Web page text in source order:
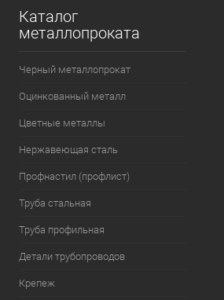
Каталог
металлопроката
Черный металлопрокат
Оцинкованный металл
Цветные металлы
Нержавеющая сталь
Профнастил (профлист)
Труба стальная
Труба профильная
Детали трубопроводов
Крепеж